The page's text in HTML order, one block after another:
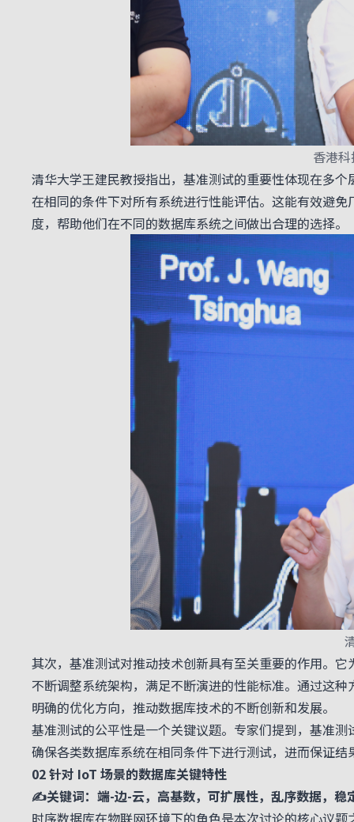
香港
清华大学王建民教授指出，基准测试的重要性体现在多
在相同的条件下对所有系统进行性能评估。这能有效避
度，帮助他们在不同的数据库系统之间做出合理的选择。
其次，基准测试对推动技术创新具有至关重要的作用。
不断调整系统架构，满足不断演进的性能标准。通过这
明确的优化方向，推动数据库技术的不断创新和发展。
基准测试的公平性是一个关键议题。专家们提到，基准
确保各类数据库系统在相同条件下进行测试，进而保证结
02 针对 IoT 场景的数据库关键特性
✍关键词：端-边-云，高基数，可扩展性，乱序数据，稳
时序数据库在物联网环境下的角色是本次讨论的核心议